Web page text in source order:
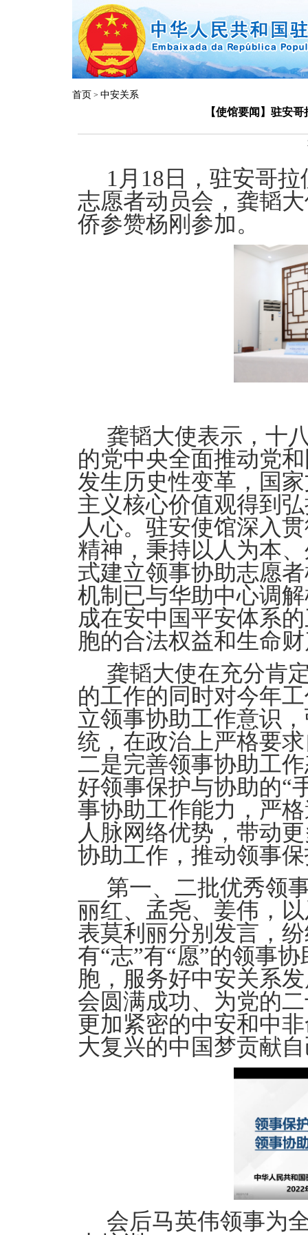
首页 > 中安关系
【使馆要闻】驻安
1月18日，驻安哥
志愿者动员会，龚韬
侨参赞杨刚参加。
龚韬大使表示，十
的党中央全面推动党
发生历史性变革，国
主义核心价值观得到
人心。驻安使馆深入
精神，秉持以人为本
式建立领事协助志愿
机制已与华助中心调
成在安中国平安体系
胞的合法权益和生命
龚韬大使在充分肯
的工作的同时对今年
立领事协助工作意识
统，在政治上严格要
二是完善领事协助工
好领事保护与协助的“
事协助工作能力，严
人脉网络优势，带动
协助工作，推动领事
第一、二批优秀领
丽红、孟尧、姜伟，
表莫利丽分别发言，
有“志”有“愿”的领事
胞，服务好中安关系
会圆满成功、为党的
更加紧密的中安和中
大复兴的中国梦贡献
会后马英伟领事为